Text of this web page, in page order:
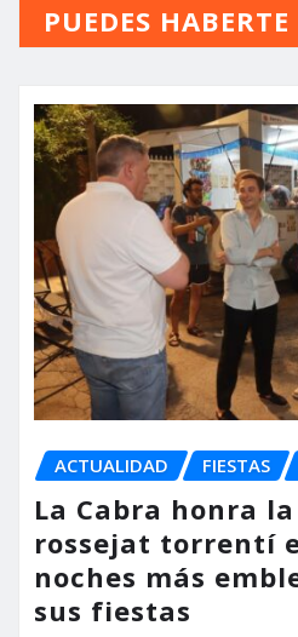
PUEDES
ACTUALIDAD FIESTAS
La Cabra honra
rossejat torrentí
noches más
sus fiestas